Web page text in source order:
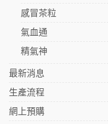
感冒茶粒
氣血通
精氣神
最新消息
生產流程
網上預購